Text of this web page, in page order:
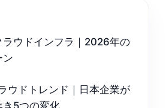
ラウドインフラ｜2026年の
ン
ウドトレンド｜日本企業が